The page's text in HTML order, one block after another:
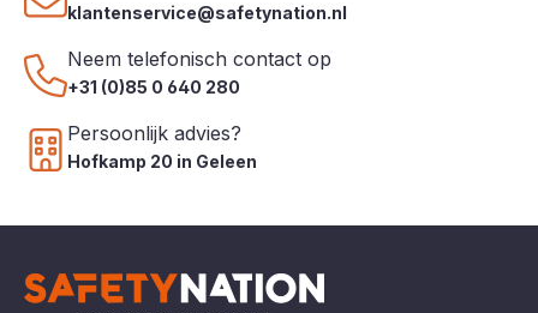
klantenservice@safetynation.nl
Neem telefonisch contact op
+31 (0)85 0 640 280
Persoonlijk advies?
Hofkamp 20 in Geleen